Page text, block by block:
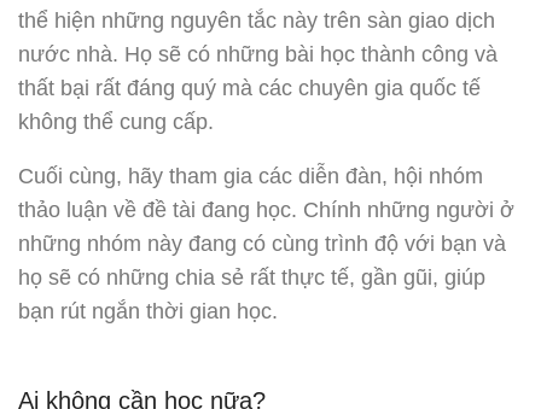
thể hiện những nguyên tắc này trên sàn giao dịch
nước nhà. Họ sẽ có những bài học thành công và
thất bại rất đáng quý mà các chuyên gia quốc tế
không thể cung cấp.
Cuối cùng, hãy tham gia các diễn đàn, hội nhóm
thảo luận về đề tài đang học. Chính những người ở
những nhóm này đang có cùng trình độ với bạn và
họ sẽ có những chia sẻ rất thực tế, gần gũi, giúp
bạn rút ngắn thời gian học.
Ai không cần học nữa?